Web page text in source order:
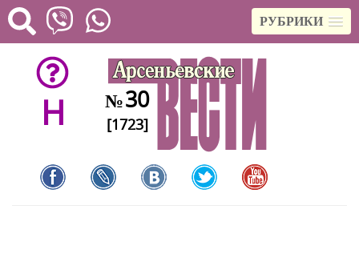
РУБРИКИ
H №30
[1723]